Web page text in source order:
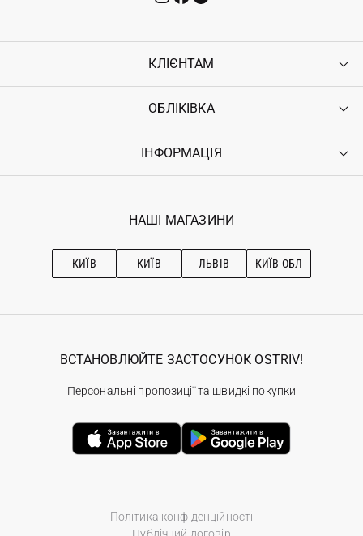
КЛІЄНТАМ
Контакти
Повернення
Гарантія
ОБЛІКІВКА
Увійти
Ostriv Club+
ІНФОРМАЦІЯ
Наші магазини
Рекомендації з догляду
НАШІ МАГАЗИНИ
КИЇВ КИЇВ ЛЬВІВ КИЇВ ОБЛ
Політика конфіденційності
ВСТАНОВЛЮЙТЕ ЗАСТОСУНОК OSTRIV!
Персональні пропозиції та швидкі покупки